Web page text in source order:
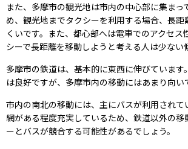
また、多摩市の観光地は市内の中心部に集まっ
め、観光地までタクシーを利用する場合、長距
くいです。また、都心部へは電車でのアクセス
シーで長距離を移動しようと考える人は少ない
多摩市の鉄道は、基本的に東西に伸びています
は良好ですが、多摩市内の移動にはあまり向い
市内の南北の移動には、主にバスが利用されて
網がある程度充実しているため、鉄道以外の移
ーとバスが競合する可能性があるでしょう。